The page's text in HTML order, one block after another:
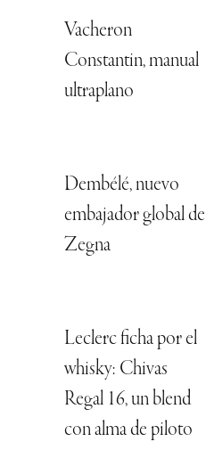
Vacheron
Constantin, manual
ultraplano
Dembélé, nuevo
embajador global de
Zegna
Leclerc ficha por el
whisky: Chivas
Regal 16, un blend
con alma de piloto